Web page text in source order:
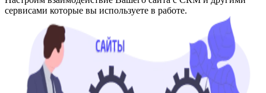
сервисами которые вы используете в работе.